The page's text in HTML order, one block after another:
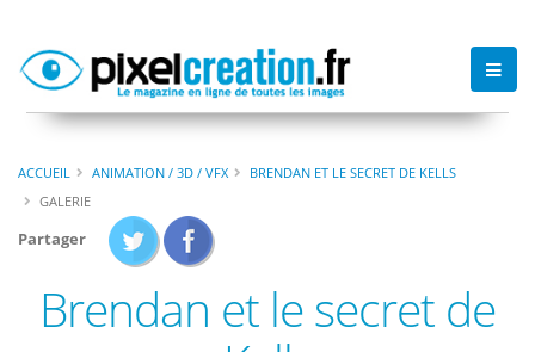
ACCUEIL ANIMATION / 3D / VFX
BRENDAN ET LE SECRET DE KELLS
GALERIE
Partager
Brendan et le secret de